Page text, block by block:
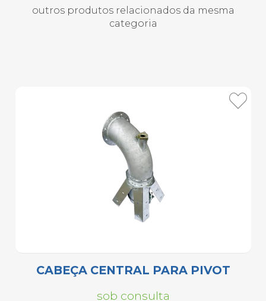
outros produtos relacionados da mesma
categoria
CABEÇA CENTRAL PARA PIVOT
sob consulta